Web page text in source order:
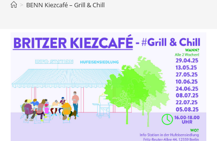
> BENN Kiezcafé – Grill & Chill